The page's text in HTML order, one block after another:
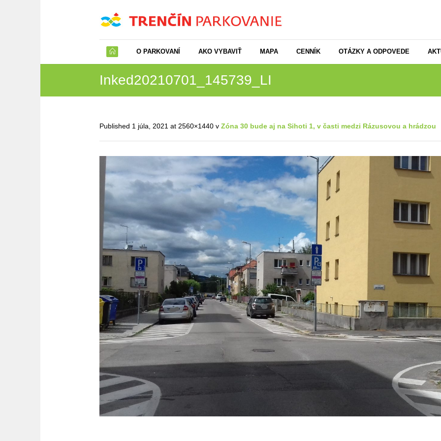
O PARKOVANÍ AKO VYBAVIŤ MAPA CENNÍK OTÁZKY A ODPOVEDE
Inked20210701_145739_LI
Published 1 júla, 2021 at 2560×1440 v Zóna 30 bude aj na Sihoti 1, v časti medzi Rázusovou a hrádzou